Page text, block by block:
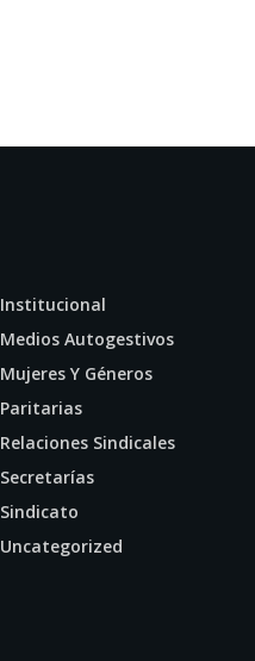
Institucional
Medios Autogestivos
Mujeres Y Géneros
Paritarias
Relaciones Sindicales
Secretarías
Sindicato
Uncategorized